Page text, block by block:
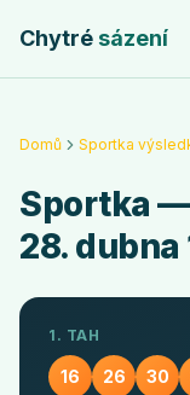
Chytrésázení
Domů Sportka
Sportka —
28. dubna
1. TAH
16 26 30